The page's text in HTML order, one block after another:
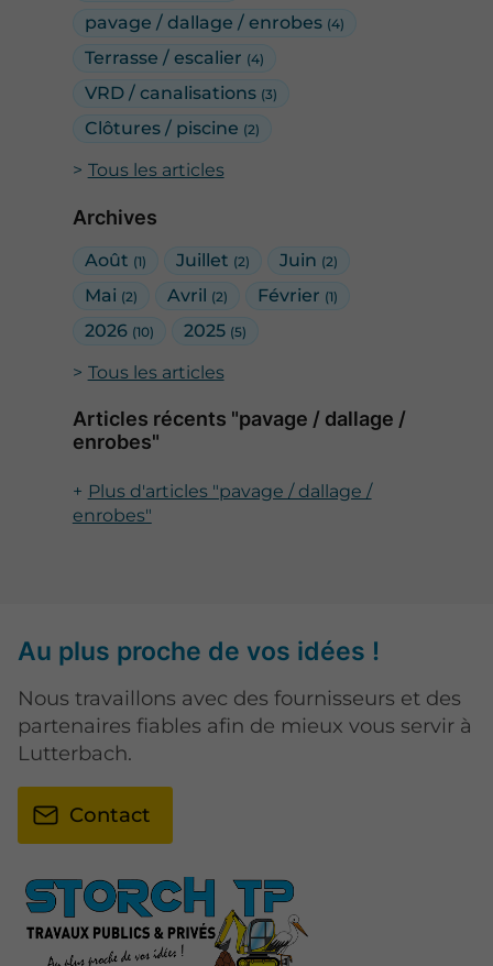
pavage / dallage / enrobes (4)
Terrasse / escalier (4)
VRD / canalisations (3)
Clôtures / piscine (2)
Tous les articles
Archives
Août (1) Juillet (2) Juin (2)
Mai (2) Avril (2) Février (1)
2026 (10) 2025 (5)
Tous les articles
Articles récents "pavage / dallage /
enrobes"
Plus d'articles "pavage / dallage /
enrobes"
Au plus proche de vos idées !
Nous travaillons avec des fournisseurs et des
partenaires fiables afin de mieux vous servir à
Lutterbach.
Contact